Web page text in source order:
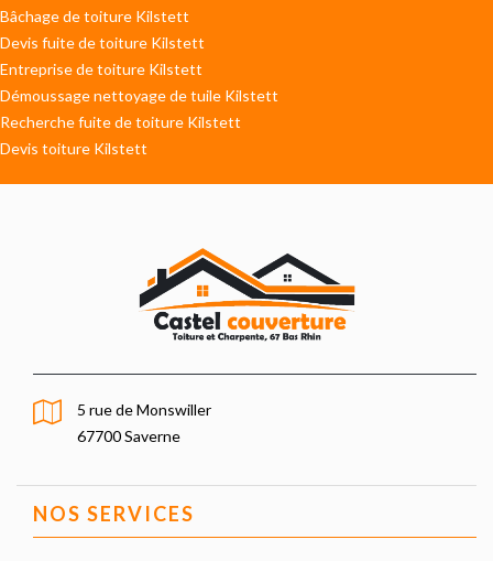
Bâchage de toiture Kilstett
Devis fuite de toiture Kilstett
Entreprise de toiture Kilstett
Démoussage nettoyage de tuile Kilstett
Recherche fuite de toiture Kilstett
Devis toiture Kilstett
5 rue de Monswiller
67700 Saverne
NOS SERVICES